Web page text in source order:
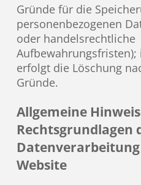
Gründe für die
personenbezogenen
oder handelsrechtliche
erfolgt die Löschung
Gründe.
Allgemeine
Rechtsgrundlagen
Website